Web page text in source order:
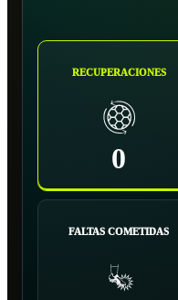
RECUPERACIONES
0
FALTAS COMETIDAS